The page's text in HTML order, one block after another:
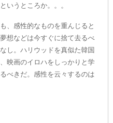
いうところか。。。
、感性的なものを重んじると
想などは今すぐに捨て去るべ
し。ハリウッドを真似た韓国
映画のイロハをしっかりと学
べきだ。感性を云々するのは